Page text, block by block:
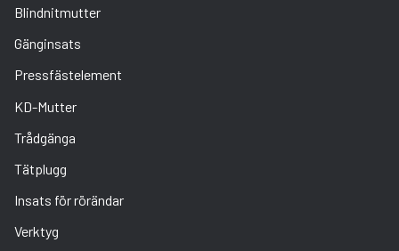
Blindnitmutter
Gänginsats
Pressfästelement
KD-Mutter
Trådgänga
Tätplugg
Insats för rörändar
Verktyg